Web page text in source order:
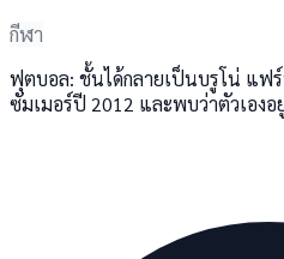
กีฬา
ฟุตบอล: ชั้นได้กลายเป็นบรูโน่ แฟ
ซัมเมอร์ปี 2012 และพบว่าตัวเองอ